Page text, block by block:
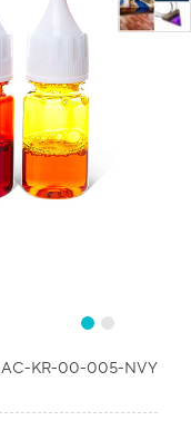
AC-KR-00-005-NVY